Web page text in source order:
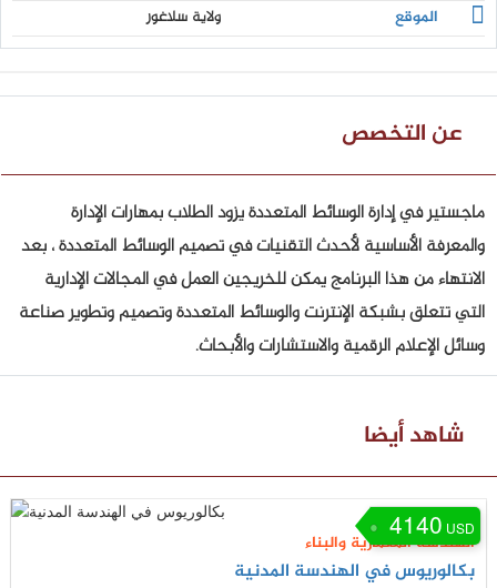
الموقع
ولاية سلاغور
عن التخصص
ماجستير في إدارة الوسائط المتعددة يزود الطلاب بمهارات الإدارة
والمعرفة الأساسية لأحدث التقنيات في تصميم الوسائط المتعددة ، بعد
الانتهاء من هذا البرنامج يمكن للخريجين العمل في المجالات الإدارية
التي تتعلق بشبكة الإنترنت والوسائط المتعددة وتصميم وتطوير صناعة
وسائل الإعلام الرقمية والاستشارات والأبحاث.
شاهد أيضا
4140 USD
الهندسة المعمارية والبناء
بكالوريوس في الهندسة المدنية